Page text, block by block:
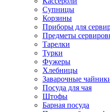
Супницы
Корзины
Приборы для
Предметы
Тарелки
Турки
Фужеры
Хлебницы
Заварочные
Посуда для чая
Штофы
Барная посуда